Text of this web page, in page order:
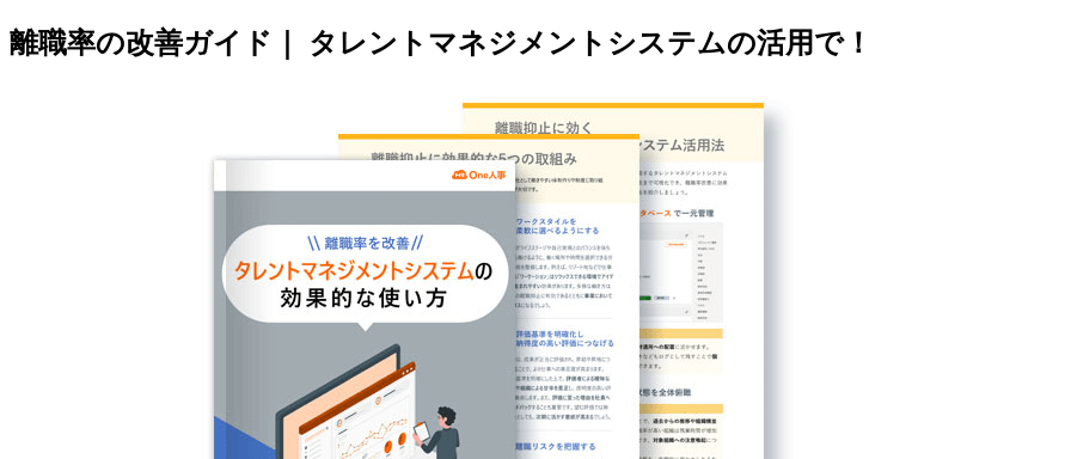
離職率の改善ガイド｜ タレントマネジメントシステムの活用で！